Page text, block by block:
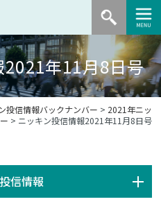
年11月8日号
投信情報バックナンバー > 2021年ニッ
> ニッキン投信情報2021年11月8日号
信情報